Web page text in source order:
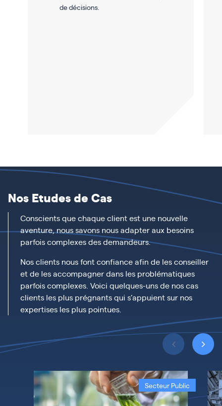
de décisions.
Nos Etudes de Cas
Conscients que chaque client est une nouvelle
aventure, nous savons nous adapter aux besoins
parfois complexes des demandeurs.
Nos clients nous font confiance afin de les conseiller
et de les accompagner dans les problématiques
parfois complexes. Voici quelques-uns de nos cas
clients les plus prégnants qui s’appuient sur nos
expertises les plus pointues.
Secteur Public